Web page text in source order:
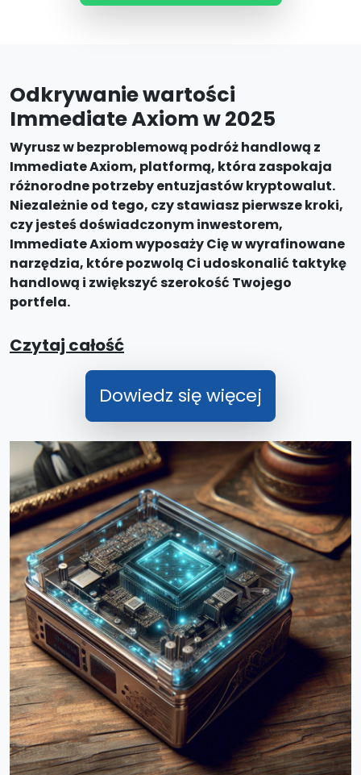
Odkrywanie wartości
Immediate Axiom w 2025
Wyrusz w bezproblemową podróż handlową z
Immediate Axiom, platformą, która zaspokaja
różnorodne potrzeby entuzjastów kryptowalut.
Niezależnie od tego, czy stawiasz pierwsze kroki,
czy jesteś doświadczonym inwestorem,
Immediate Axiom wyposaży Cię w wyrafinowane
narzędzia, które pozwolą Ci udoskonalić taktykę
handlową i zwiększyć szerokość Twojego
portfela.
Czytaj całość
Dowiedz się więcej